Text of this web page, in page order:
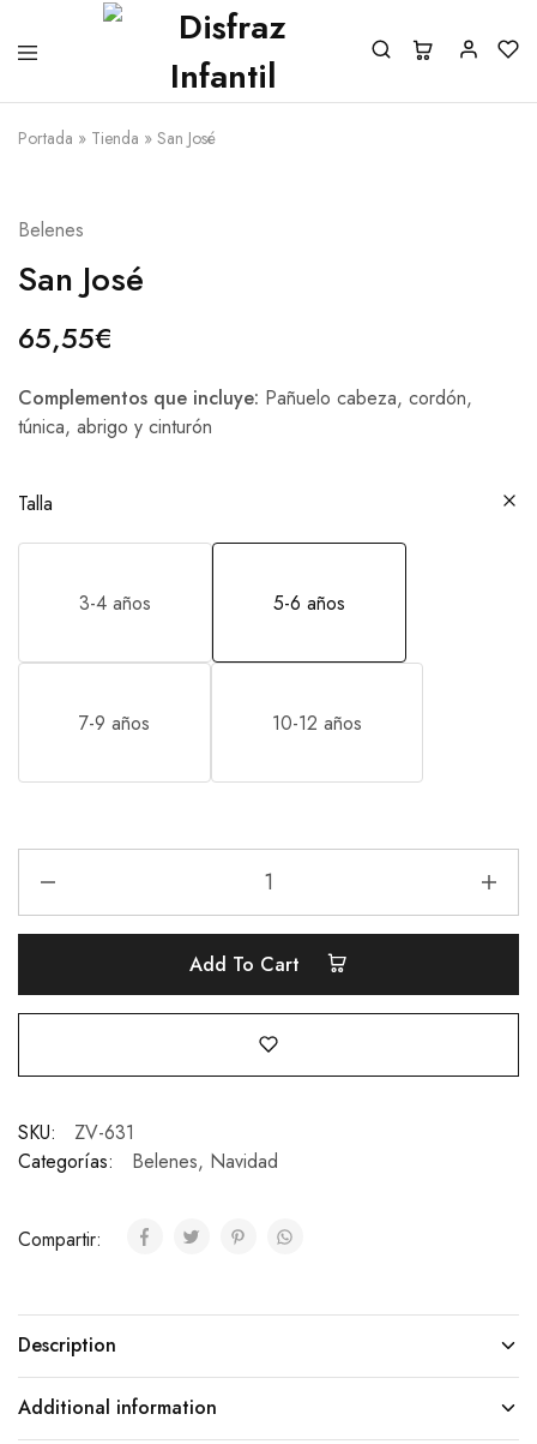
Portada » Tienda » San José
Belenes
San José
65,55€
Complementos que incluye: Pañuelo cabeza, cordón,
túnica, abrigo y cinturón
Talla
3-4 años 5-6 años
7-9 años 10-12 años
Add To Cart
SKU:
ZV-631
Categorías:
Belenes, Navidad
Compartir:
Description
Additional information